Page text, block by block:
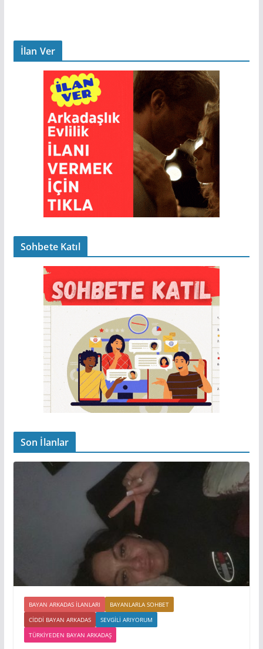
İlan Ver
Sohbete Katıl
Son İlanlar
BAYAN ARKADAS ILANLARI
BAYANLARLA SOHBET
CIDDI BAYAN ARKADAS
SEVGILI ARIYORUM
TÜRKIYEDEN BAYAN ARKADAŞ